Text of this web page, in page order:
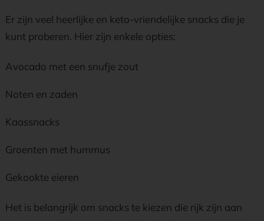
Er zijn veel heerlijke en keto-vriendelijke snacks die je
kunt proberen. Hier zijn enkele opties:
Avocado met een snufje zout
Noten en zaden
Kaassnacks
Groenten met hummus
Gekookte eieren
Het is belangrijk om snacks te kiezen die rijk zijn aan